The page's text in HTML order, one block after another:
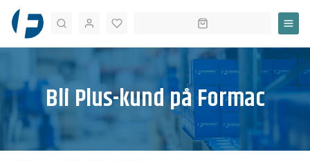
Sök
Bli Plus-kund på Formac